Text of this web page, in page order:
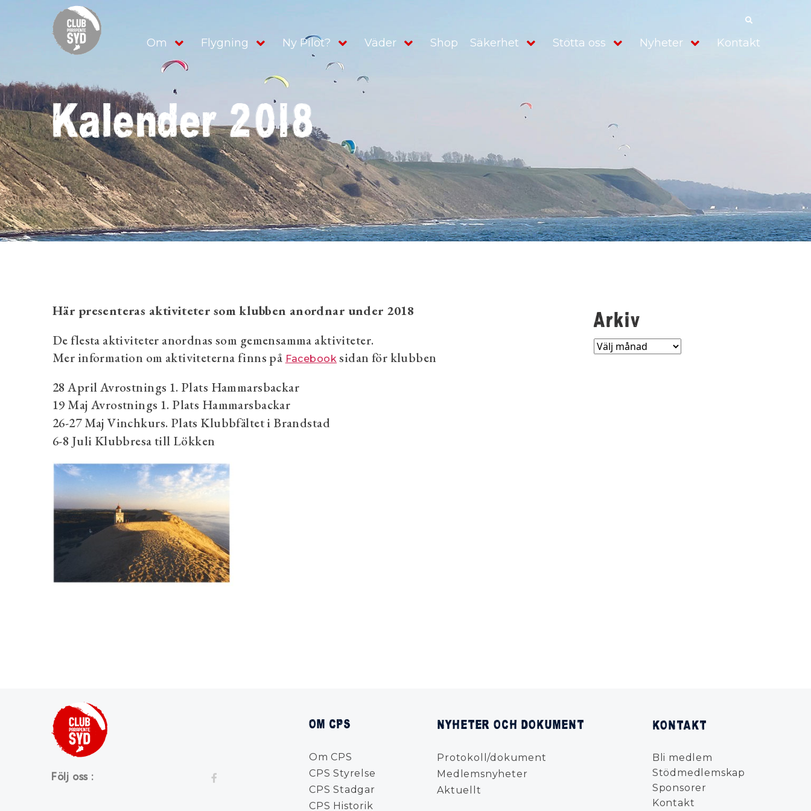
for:
Om Flygning Ny Pilot? Väder Shop Säkerhet Stötta oss Nyheter Kontakt
Kalender 2018
Här presenteras aktiviteter som klubben anordnar under 2018
De flesta aktiviteter anordnas som gemensamma aktiviteter.
Mer information om aktiviteterna finns på Facebook sidan för klubben
28 April Avrostnings 1. Plats Hammarsbackar
19 Maj Avrostnings 1. Plats Hammarsbackar
26-27 Maj Vinchkurs. Plats Klubbfältet i Brandstad
6-8 Juli Klubbresa till Lökken
Arkiv
Arkiv
Följ oss :
OM CPS
Om CPS
CPS Styrelse
CPS Stadgar
CPS Historik
NYHETER OCH DOKUMENT
Protokoll/dokument
Medlemsnyheter
Aktuellt
KONTAKT
Bli medlem
Stödmedlemskap
Sponsorer
Kontakt